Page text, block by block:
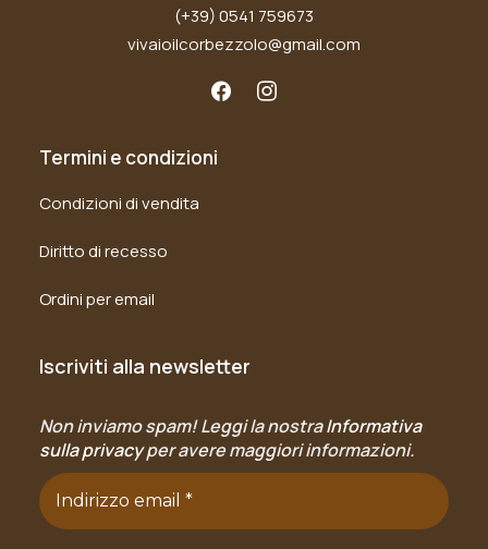
(+39) 0541 759673
vivaioilcorbezzolo@gmail.com
Termini e condizioni
Condizioni di vendita
Diritto di recesso
Ordini per email
Iscriviti alla newsletter
Non inviamo spam! Leggi la nostraInformativa
sulla privacyper avere maggiori informazioni.